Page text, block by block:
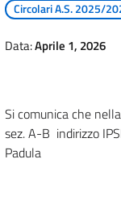
Circolari A.S. 2025/
Data:Aprile 1, 2026
Si comunica che
sez. A-B indirizzo
Padula